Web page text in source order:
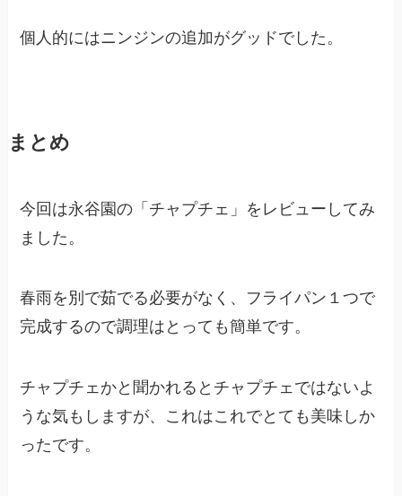
個人的にはニンジンの追加がグッドでした。
まとめ
今回は永谷園の「チャプチェ」をレビューしてみ
ました。
春雨を別で茹でる必要がなく、フライパン１つで
完成するので調理はとっても簡単です。
チャプチェかと聞かれるとチャプチェではないよ
うな気もしますが、これはこれでとても美味しか
ったです。